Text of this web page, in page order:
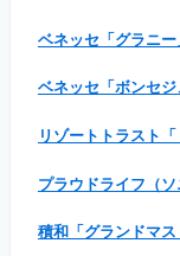
ベネッセ「グラニー
ベネッセ「ボンセジ
リゾートトラスト「
プラウドライフ（ソ
積和「グランドマス